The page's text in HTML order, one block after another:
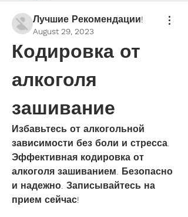
Лучшие Рекомендации!
August 29, 2023
Кодировка от
алкоголя
зашивание
Избавьтесь от алкогольной
зависимости без боли и стресса.
Эффективная кодировка от
алкоголя зашиванием. Безопасно
и надежно. Записывайтесь на
прием сейчас!